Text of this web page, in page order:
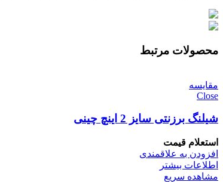
محصولات مرتبط
مقایسه
Close
شیلنگ برزنتی سایز 2 اینچ چینی
استعلام قیمت
افزودن به علاقمندی
اطلاعات بیشتر
مشاهده سریع